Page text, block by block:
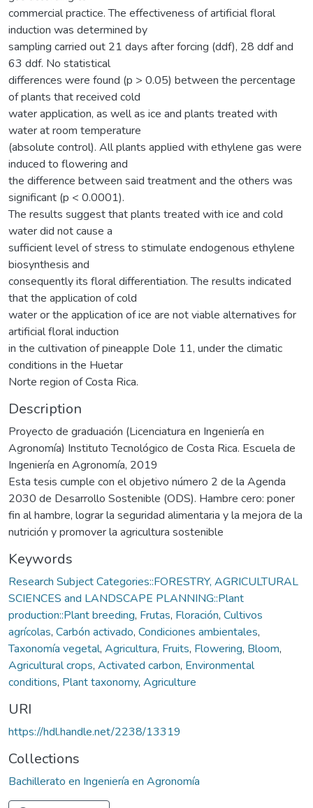
commercial practice. The effectiveness of artificial floral
induction was determined by
sampling carried out 21 days after forcing (ddf), 28 ddf and
63 ddf. No statistical
differences were found (p > 0.05) between the percentage
of plants that received cold
water application, as well as ice and plants treated with
water at room temperature
(absolute control). All plants applied with ethylene gas were
induced to flowering and
the difference between said treatment and the others was
significant (p < 0.0001).
The results suggest that plants treated with ice and cold
water did not cause a
sufficient level of stress to stimulate endogenous ethylene
biosynthesis and
consequently its floral differentiation. The results indicated
that the application of cold
water or the application of ice are not viable alternatives for
artificial floral induction
in the cultivation of pineapple Dole 11, under the climatic
conditions in the Huetar
Norte region of Costa Rica.
Description
Proyecto de graduación (Licenciatura en Ingeniería en
Agronomía) Instituto Tecnológico de Costa Rica. Escuela de
Ingeniería en Agronomía, 2019
Esta tesis cumple con el objetivo número 2 de la Agenda
2030 de Desarrollo Sostenible (ODS). Hambre cero: poner
fin al hambre, lograr la seguridad alimentaria y la mejora de la
nutrición y promover la agricultura sostenible
Keywords
Research Subject Categories::FORESTRY, AGRICULTURAL
SCIENCES and LANDSCAPE PLANNING::Plant
production::Plant breeding, Frutas, Floración, Cultivos
agrícolas, Carbón activado, Condiciones ambientales,
Taxonomía vegetal, Agricultura, Fruits, Flowering, Bloom,
Agricultural crops, Activated carbon, Environmental
conditions, Plant taxonomy, Agriculture
URI
https://hdl.handle.net/2238/13319
Collections
Bachillerato en Ingeniería en Agronomía